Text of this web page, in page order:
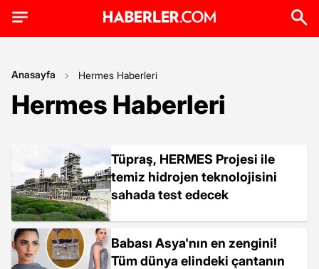
Anasayfa Hermes Haberleri
Hermes Haberleri
Tüpraş, HERMES Projesi ile
temiz hidrojen teknolojisini
sahada test edecek
Babası Asya'nın en zengini!
Tüm dünya elindeki çantanın